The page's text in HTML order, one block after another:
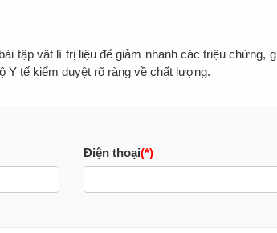
tập vật lí trị liệu để giảm nhanh các triệu chứng,
Y tế kiểm duyệt rõ ràng về chất lượng.
Điện thoại(*)